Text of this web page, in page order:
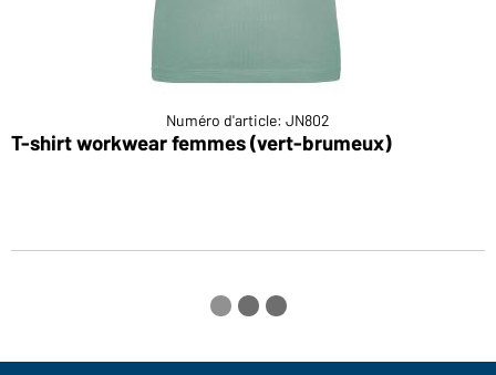
Numéro d'article: JN802
T-shirt workwear femmes (vert-brumeux)